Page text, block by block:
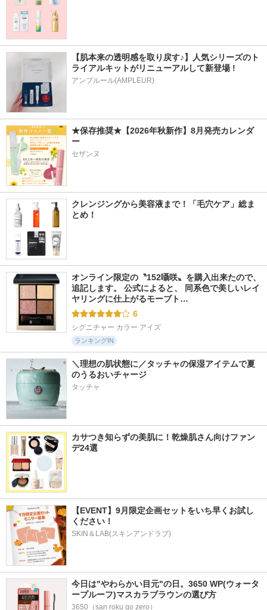
【肌本来の透明感を取り戻す♪】人気シリーズのト
ライアルキットがリニューアルして新登場 !
アンプルール(AMPLEUR)
★保存推奨★【2026年秋新作】8月発売カレンダ
ー
セザンヌ
クレンジングから美容液まで！「毛穴ケア」総ま
とめ！
オンライン限定の〝152囁咲〟を購入出来たので、
追記します。 公式によると、 同系色で美しいレイ
ヤリングに仕上がるモーブト…
6
シグニチャー カラー アイズ
ランキングIN
＼理想の肌状態に／タッチャの保湿アイテムで夏
のうるおいチャージ
タッチャ
カサつき知らずの美肌に！乾燥肌さん向けファン
デ24選
【EVENT】9月限定企画セットをいち早くお試し
ください！
SKIN＆LAB(スキンアンドラブ)
今日は"やわらかい目元"の日。3650 WP(ウォータ
ープルーフ)マスカラブラウンの選び方
3650（san roku go zero）